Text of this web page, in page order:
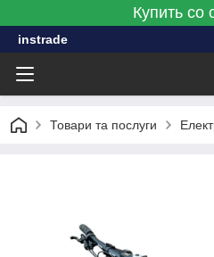
Купить со
instrade
Товари та послуги